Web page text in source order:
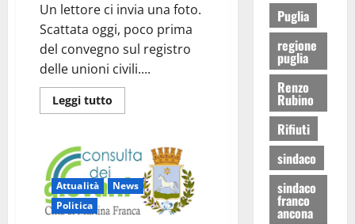
Un lettore ci invia una foto.
Scattata oggi, poco prima
del convegno sul registro
delle unioni civili....
Leggi tutto
Attualità
News
Politica
Puglia
regione
puglia
Renzo
Rubino
Rifiuti
sindaco
sindaco
franco
ancona